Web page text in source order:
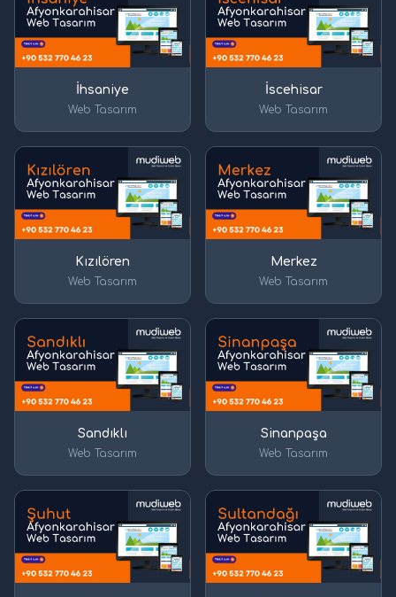
İhsaniye
Web Tasarım
İscehisar
Web Tasarım
Kızılören
Web Tasarım
Merkez
Web Tasarım
Sandıklı
Web Tasarım
Sinanpaşa
Web Tasarım